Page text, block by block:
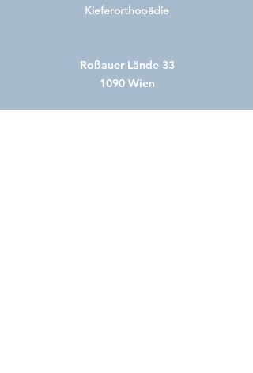
Kieferorthopädie
Roßauer Lände 33
1090 Wien